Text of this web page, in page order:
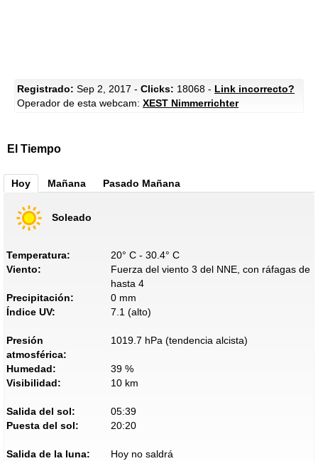
Registrado: Sep 2, 2017 - Clicks: 18068 - Link incorrecto?
Operador de esta webcam: XEST Nimmerrichter
El Tiempo
Hoy Mañana Pasado Mañana
Soleado
Temperatura:
20° C - 30.4° C
Viento:
Fuerza del viento 3 del NNE, con ráfagas de
hasta 4
Precipitación:
0 mm
Índice UV:
7.1 (alto)
Presión
atmosférica:
1019.7 hPa (tendencia alcista)
Humedad:
39 %
Visibilidad:
10 km
Salida del sol:
05:39
Puesta del sol:
20:20
Salida de la luna:
Hoy no saldrá